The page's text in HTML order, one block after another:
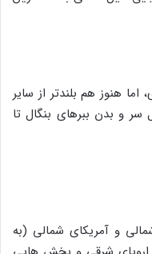
اما هنوز هم بلندتر از سایر
سر و بدن ببرهای بنگال تا
و آمریکای شمالی (به